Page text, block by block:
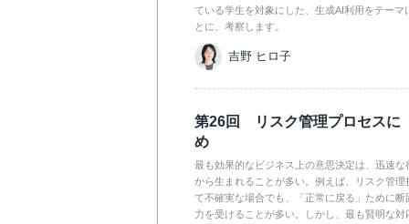
ている学生を対象にした、生成AI利用をテーマ
とに、考察します。
吉野 ヒロ子
第26回 リスク管理プロセスに
め
最も効果的なビジネス上の意思決定は、迅速な
から生まれることが多い。例えば、リスク管理
て不確実な場合でも、「正常に戻る」ために
力を受けることが多い。しかし、最も賢明な